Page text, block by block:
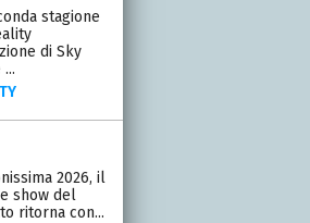
stagione
di Sky
2026, il
show del
ritorna con...